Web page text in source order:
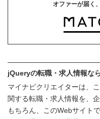
オファーが届く
jQueryの転職・求人情報な
マイナビクリエイターは、
関する転職・求人情報を、
もちろん、このWebサイト